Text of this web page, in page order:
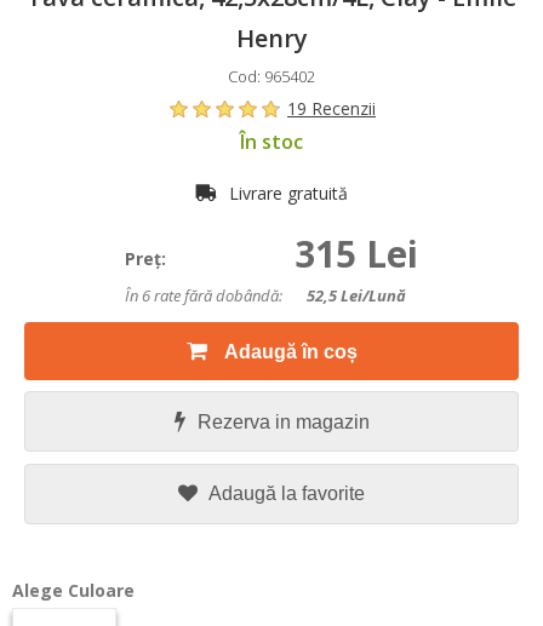
Henry
Cod: 965402
19 Recenzii
În stoc
Livrare gratuită
Preţ: 315 Lei
În 6 rate fără dobândă: 52,5Lei/lună
Adaugă în coș
Rezerva in magazin
Adaugă la favorite
Alege Culoare